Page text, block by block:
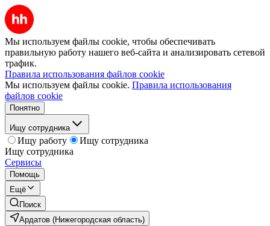
Мы используем файлы cookie, чтобы обеспечивать
правильную работу нашего веб-сайта и анализировать сетевой
трафик.
Правила использования файлов cookie
Мы используем файлы cookie. Правила использования
файлов cookie
Понятно
Ищу сотрудника
Ищу работу
Ищу сотрудника
Ищу сотрудника
Сервисы
Помощь
Ещё
Поиск
Ардатов (Нижегородская область)